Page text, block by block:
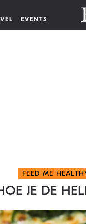
EVENTS
FEED ME
JE DE